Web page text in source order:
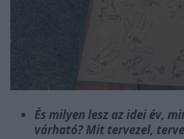
És milyen lesz az idei év,
várható? Mit tervezel,